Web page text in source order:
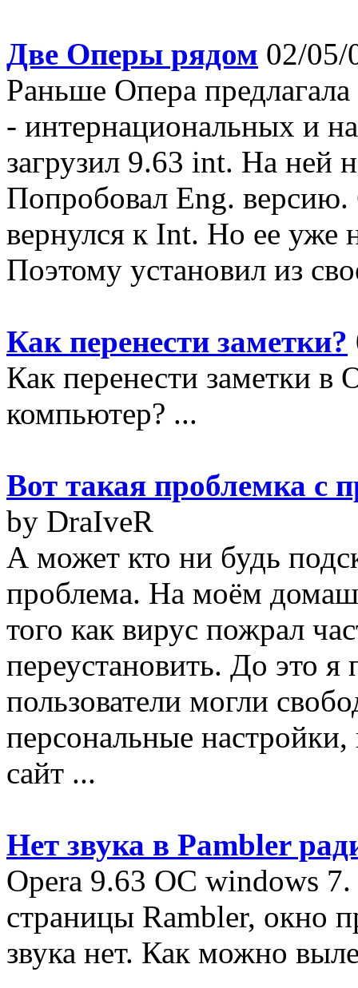
Две Оперы рядом 02/05/
Раньше Опера предлагала
- интернациональных и
загрузил 9.63 int. На ней
Попробовал Eng.
вернулся к Int. Но ее уже
Поэтому установил из
Как перенести заметки?
Как перенести заметки в
компьютер? ...
Вот такая проблемка с
by DraIveR
А может кто ни будь
проблема. На моём
того как вирус пожрал
переустановить. До это
пользователи могли
персональные
сайт ...
Нет звука в Pambler
Opera 9.63 ОС windows 7.
страницы Rambler, окно
звука нет. Как можно